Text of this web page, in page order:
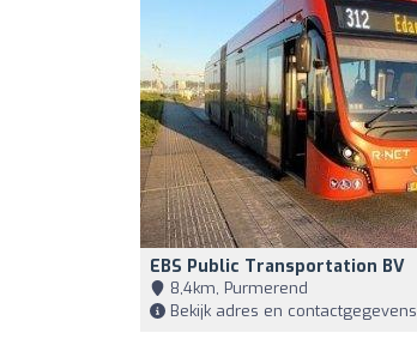
EBS Public Transportation BV
8,4km, Purmerend
Bekijk adres en contactgegevens